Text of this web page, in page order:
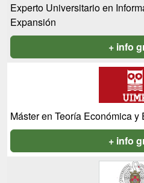
Experto Universitario en
Expansión
+ info
Máster en Teoría Económica
+ info